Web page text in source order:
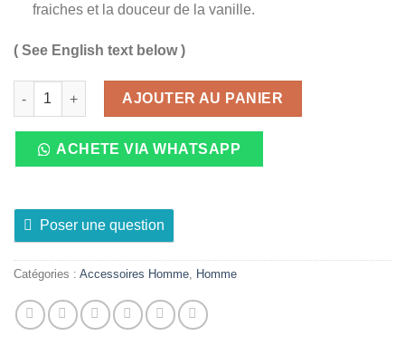
fraiches et la douceur de la vanille.
( See English text below )
quantité de ARVEA Eau de Parfum Homme Free Spirit, 100 ml
AJOUTER AU PANIER
ACHETE VIA WHATSAPP
Poser une question
Catégories : Accessoires Homme, Homme